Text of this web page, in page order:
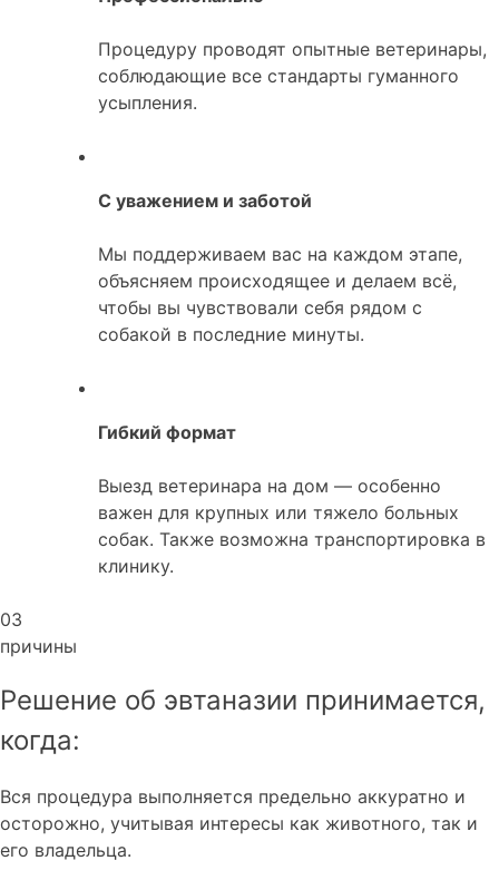
Процедуру проводят опытные ветеринары,
соблюдающие все стандарты гуманного
усыпления.
С уважением и заботой
Мы поддерживаем вас на каждом этапе,
объясняем происходящее и делаем всё,
чтобы вы чувствовали себя рядом с
собакой в последние минуты.
Гибкий формат
Выезд ветеринара на дом — особенно
важен для крупных или тяжело больных
собак. Также возможна транспортировка в
клинику.
03
причины
Решение об эвтаназии принимается,
когда:
Вся процедура выполняется предельно аккуратно и
осторожно, учитывая интересы как животного, так и
его владельца.